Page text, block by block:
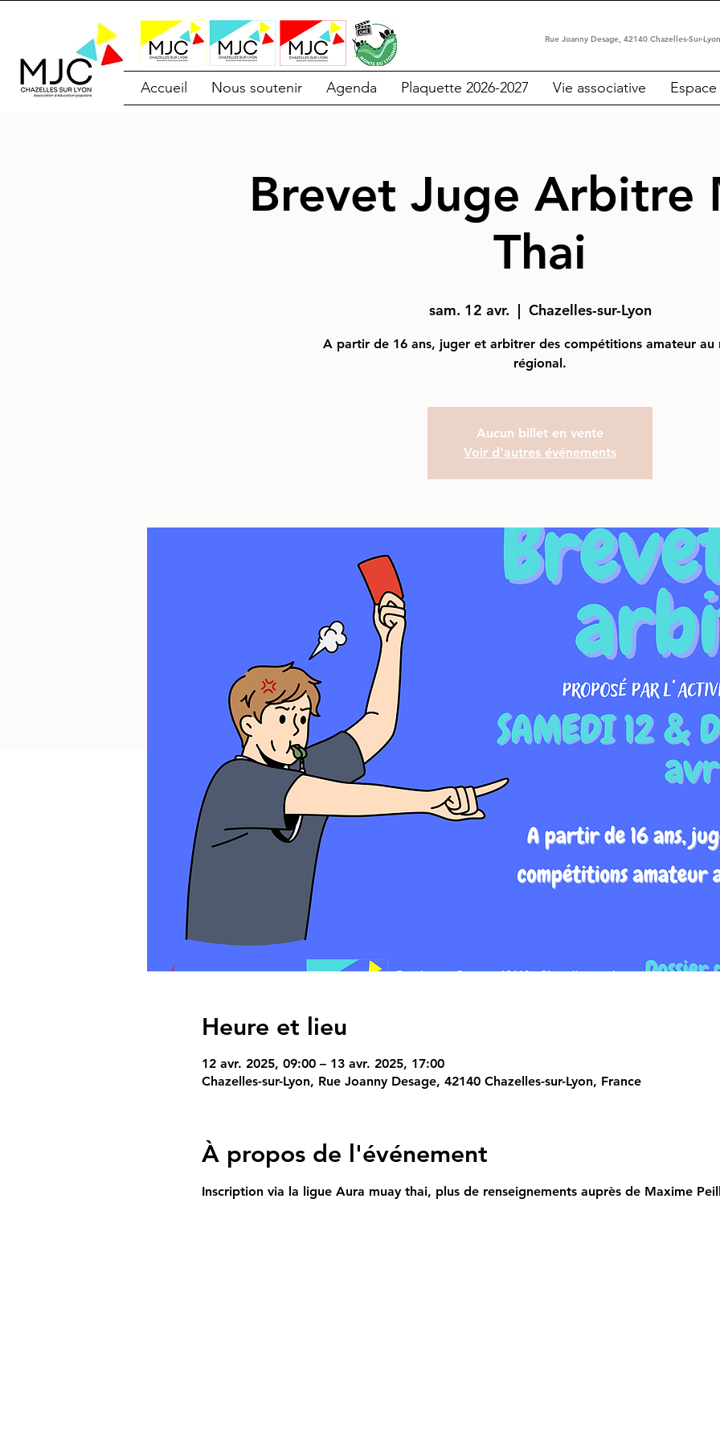
Rue Joanny Desage, 42140
Accueil Nous soutenir Agenda Plaquette 2026-2027 Vie associative
Brevet Juge Arbitre
Thai
sam. 12 avr.
  |
Chazelles-sur-Lyon
A partir de 16 ans, juger et arbitrer des compétitions amateur au
régional.
Aucun billet en vente
Voir d'autres événements
Heure et lieu
12 avr. 2025, 09:00 – 13 avr. 2025, 17:00
Chazelles-sur-Lyon, Rue Joanny Desage, 42140 Chazelles-sur-Lyon, France
À propos de l'événement
Inscription via la ligue Aura muay thai, plus de renseignements auprès de Maxime